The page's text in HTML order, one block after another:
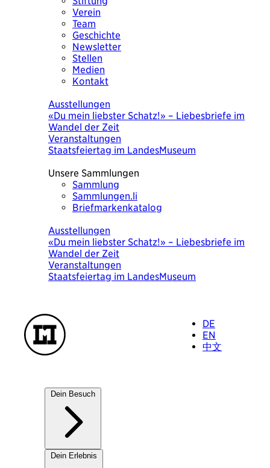
Verein
Team
Geschichte
Newsletter
Stellen
Medien
Kontakt
Ausstellungen
«Du mein liebster Schatz!» – Liebesbriefe im
Wandel der Zeit
Veranstaltungen
Staatsfeiertag im LandesMuseum
Unsere Sammlungen
Sammlung
Sammlungen.li
Briefmarkenkatalog
Ausstellungen
«Du mein liebster Schatz!» – Liebesbriefe im
Wandel der Zeit
Veranstaltungen
Staatsfeiertag im LandesMuseum
DE
EN
中文
Dein Besuch
Unsere Häuser
Dein Erlebnis